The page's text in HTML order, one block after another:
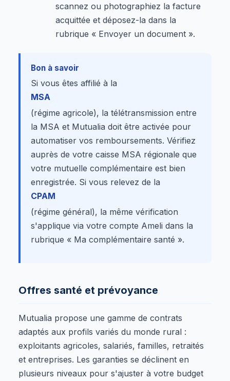
scannez ou photographiez la facture
acquittée et déposez-la dans la
rubrique « Envoyer un document ».
Bon à savoir
Si vous êtes affilié à la
MSA
(régime agricole), la télétransmission entre
la MSA et Mutualia doit être activée pour
automatiser vos remboursements. Vérifiez
auprès de votre caisse MSA régionale que
votre mutuelle complémentaire est bien
enregistrée. Si vous relevez de la
CPAM
(régime général), la même vérification
s'applique via votre compte Ameli dans la
rubrique « Ma complémentaire santé ».
Offres santé et prévoyance
Mutualia propose une gamme de contrats
adaptés aux profils variés du monde rural :
exploitants agricoles, salariés, familles, retraités
et entreprises. Les garanties se déclinent en
plusieurs niveaux pour s'ajuster à votre budget